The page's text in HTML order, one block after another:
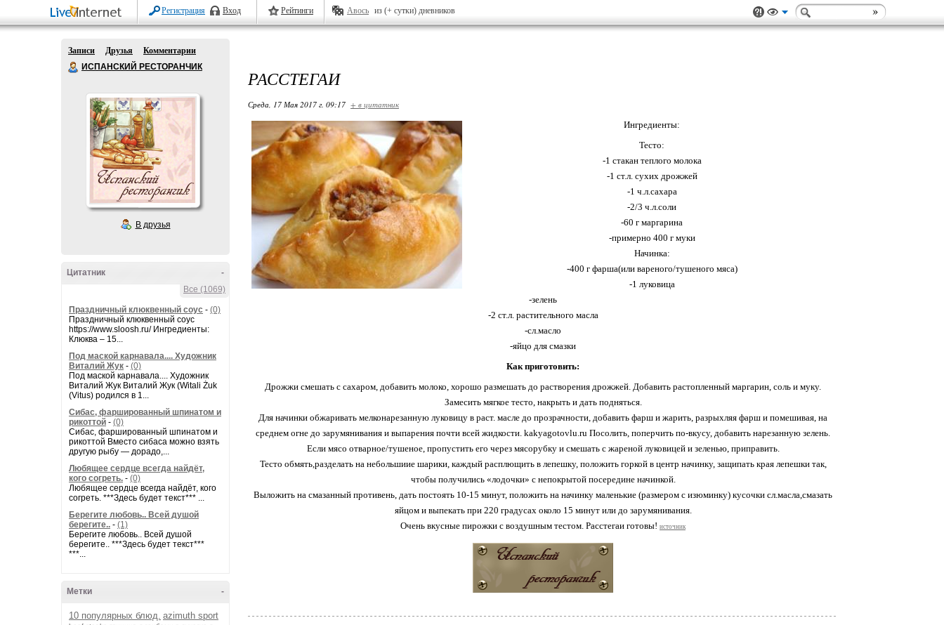
Регистрация Вход Рейтинги Авось из (+ сутки) дневников
Записи Друзья
Комментарии
ИСПАНСКИЙ РЕСТОРАНЧИК
В друзья
-
Цитатник
Все (1069)
Праздничный клюквенный соус - (0)
Праздничный клюквенный соус
https://www.sloosh.ru/ Ингредиенты:
Клюква – 15...
Под маской карнавала.... Художник
Виталий Жук - (0)
Под маской карнавала.... Художник
Виталий Жук Виталий Жук (Witali Żuk
(Vitus) родился в 1...
Сибас, фаршированный шпинатом и
рикоттой - (0)
Сибас, фаршированный шпинатом и
рикоттой Вместо сибаса можно взять
другую рыбу — дорадо,...
Любящее сердце всегда найдёт,
кого согреть. - (0)
Любящее сердце всегда найдёт, кого
согреть. ***Здесь будет текст*** ...
Берегите любовь.. Всей душой
берегите.. - (1)
Берегите любовь.. Всей душой
берегите.. ***Здесь будет текст***
***...
-
Метки
10 популярных блюд. azimuth sport
РАССТЕГАИ
Среда, 17 Мая 2017 г. 09:17 + в цитатник
Ингредиенты:
Тесто:
-1 стакан теплого молока
-1 ст.л. сухих дрожжей
-1 ч.л.сахара
-2/3 ч.л.соли
-60 г маргарина
-примерно 400 г муки
Начинка:
-400 г фарша(или вареного/тушеного мяса)
-1 луковица
-зелень
-2 ст.л. растительного масла
-сл.масло
-яйцо для смазки
Как приготовить:
Дрожжи смешать с сахаром, добавить молоко, хорошо размешать до растворения дрожжей. Добавить растопленный маргарин, соль и муку.
Замесить мягкое тесто, накрыть и дать подняться.
Для начинки обжаривать мелконарезанную луковицу в раст. масле до прозрачности, добавить фарш и жарить, разрыхляя фарш и помешивая, на
среднем огне до зарумянивания и выпарения почти всей жидкости. kakyagotovlu.ru Посолить, поперчить по-вкусу, добавить нарезанную зелень.
Если мясо отварное/тушеное, пропустить его через мясорубку и смешать с жареной луковицей и зеленью, приправить.
Тесто обмять,разделать на небольшиие шарики, каждый расплющить в лепешку, положить горкой в центр начинку, защипать края лепешки так,
чтобы получились «лодочки» с непокрытой посередине начинкой.
Выложить на смазанный противень, дать постоять 10-15 минут, положить на начинку маленькие (размером с изюминку) кусочки сл.масла,смазать
яйцом и выпекать при 220 градусах около 15 минут или до зарумянивания.
Очень вкусные пирожки с воздушным тестом. Расстегаи готовы! источник